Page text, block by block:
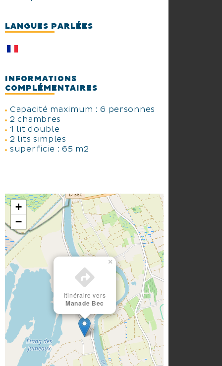
LANGUES PARLÉES
INFORMATIONS
COMPLÉMENTAIRES
Capacité maximum : 6 personnes
2 chambres
1 lit double
2 lits simples
superficie : 65 m2
Itinéraire vers
Manade Bec
×
+
−